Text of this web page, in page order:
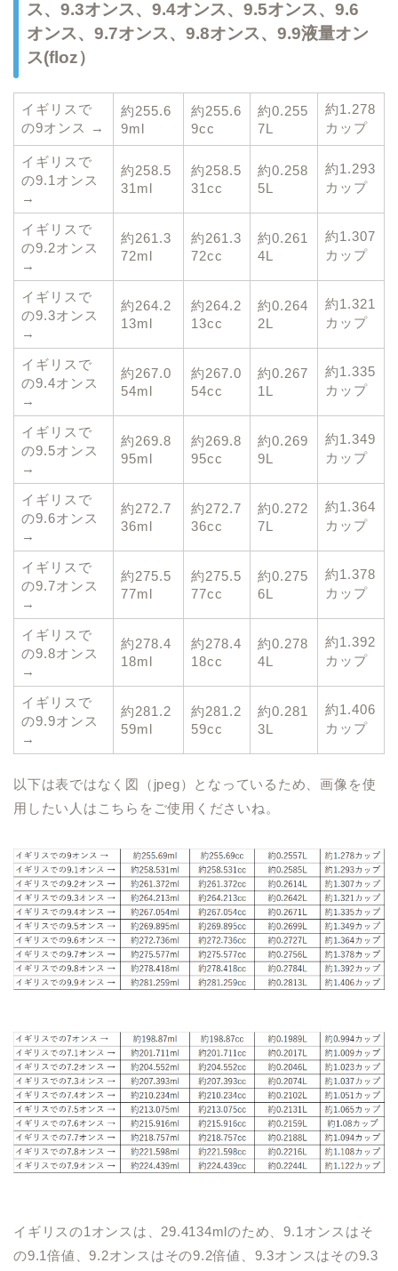
ス、9.3オンス、9.4オンス、9.5オンス、9.6
オンス、9.7オンス、9.8オンス、9.9液量オン
ス(floz）
イギリスで
の9オンス →
約255.6
9ml
約255.6
9cc
約0.255
7L
約1.278
カップ
イギリスで
の9.1オンス
→
約258.5
31ml
約258.5
31cc
約0.258
5L
約1.293
カップ
イギリスで
の9.2オンス
→
約261.3
72ml
約261.3
72cc
約0.261
4L
約1.307
カップ
イギリスで
の9.3オンス
→
約264.2
13ml
約264.2
13cc
約0.264
2L
約1.321
カップ
イギリスで
の9.4オンス
→
約267.0
54ml
約267.0
54cc
約0.267
1L
約1.335
カップ
イギリスで
の9.5オンス
→
約269.8
95ml
約269.8
95cc
約0.269
9L
約1.349
カップ
イギリスで
の9.6オンス
→
約272.7
36ml
約272.7
36cc
約0.272
7L
約1.364
カップ
イギリスで
の9.7オンス
→
約275.5
77ml
約275.5
77cc
約0.275
6L
約1.378
カップ
イギリスで
の9.8オンス
→
約278.4
18ml
約278.4
18cc
約0.278
4L
約1.392
カップ
イギリスで
の9.9オンス
→
約281.2
59ml
約281.2
59cc
約0.281
3L
約1.406
カップ
以下は表ではなく図（jpeg）となっているため、画像を使
用したい人はこちらをご使用くださいね。
イギリスの1オンスは、29.4134mlのため、9.1オンスはそ
の9.1倍値、9.2オンスはその9.2倍値、9.3オンスはその9.3